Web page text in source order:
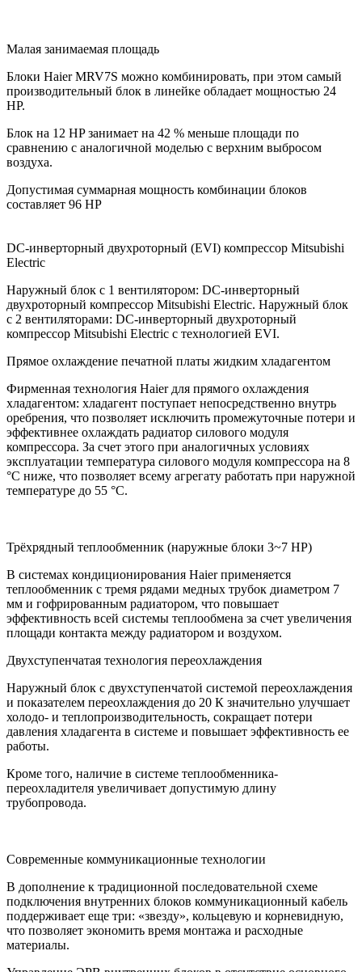
Малая занимаемая площадь
Блоки Haier MRV7S можно комбинировать, при этом самый
производительный блок в линейке обладает мощностью 24
HP.
Блок на 12 HP занимает на 42 % меньше площади по
сравнению с аналогичной моделью с верхним выбросом
воздуха.
Допустимая суммарная мощность комбинации блоков
составляет 96 HP
DC-инверторный двухроторный (EVI) компрессор Mitsubishi
Electric
Наружный блок с 1 вентилятором: DC-инверторный
двухроторный компрессор Mitsubishi Electric. Наружный блок
с 2 вентиляторами: DC-инверторный двухроторный
компрессор Mitsubishi Electric с технологией EVI.
Прямое охлаждение печатной платы жидким хладагентом
Фирменная технология Haier для прямого охлаждения
хладагентом: хладагент поступает непосредственно внутрь
оребрения, что позволяет исключить промежуточные потери и
эффективнее охлаждать радиатор силового модуля
компрессора. За счет этого при аналогичных условиях
эксплуатации температура силового модуля компрессора на 8
°С ниже, что позволяет всему агрегату работать при наружной
температуре до 55 °С.
Трёхрядный теплообменник (наружные блоки 3~7 HP)
В системах кондиционирования Haier применяется
теплообменник с тремя рядами медных трубок диаметром 7
мм и гофрированным радиатором, что повышает
эффективность всей системы теплообмена за счет увеличения
площади контакта между радиатором и воздухом.
Двухступенчатая технология переохлаждения
Наружный блок с двухступенчатой системой переохлаждения
и показателем переохлаждения до 20 К значительно улучшает
холодо- и теплопроизводительность, сокращает потери
давления хладагента в системе и повышает эффективность ее
работы.
Кроме того, наличие в системе теплообменника-
переохладителя увеличивает допустимую длину
трубопровода.
Современные коммуникационные технологии
В дополнение к традиционной последовательной схеме
подключения внутренних блоков коммуникационный кабель
поддерживает еще три: «звезду», кольцевую и корневидную,
что позволяет экономить время монтажа и расходные
материалы.